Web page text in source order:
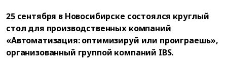
25 сентября в Новосибирске состоялся круглый
стол для производственных компаний
«Автоматизация: оптимизируй или проиграешь»,
организованный группой компаний IBS.